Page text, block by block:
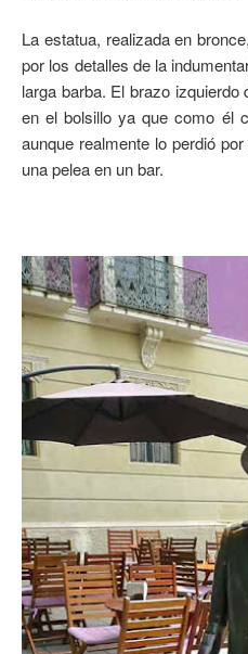
La estatua, realizada en
por los detalles de la
larga barba. El brazo
en el bolsillo ya que como él
aunque realmente lo perdió
una pelea en un bar.